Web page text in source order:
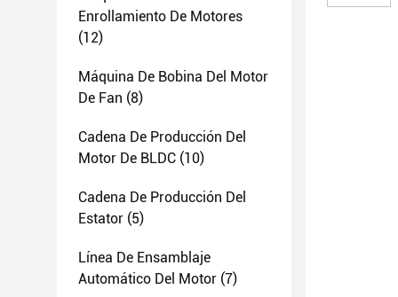
Enrollamiento De Motores
(12)
Máquina De Bobina Del Motor
De Fan (8)
Cadena De Producción Del
Motor De BLDC (10)
Cadena De Producción Del
Estator (5)
Línea De Ensamblaje
Automático Del Motor (7)